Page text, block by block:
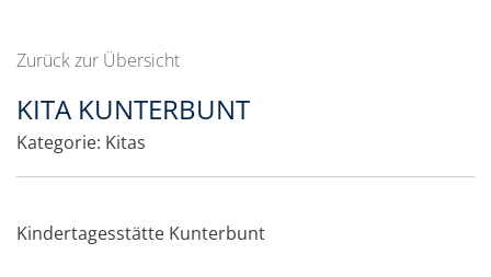
Zurück zur Übersicht
KITA KUNTERBUNT
Kategorie: Kitas
Kindertagesstätte Kunterbunt